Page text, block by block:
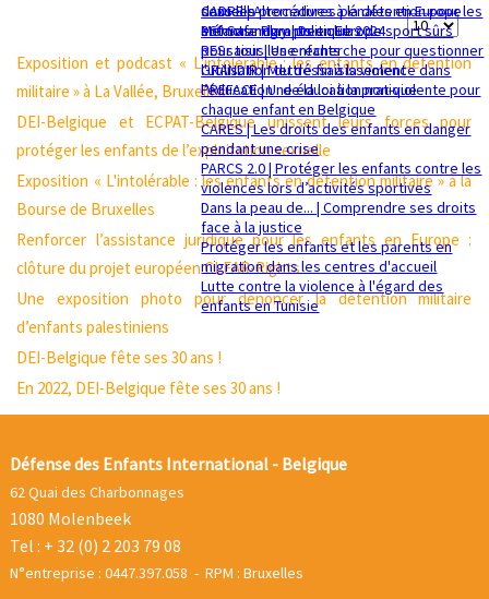
sexuelle
Mémorandum politique 2024
dans les procédures pénales en Europe
360 Safe Play | Des clubs de sport sûrs
pour tous les enfants
GRANDIR | Mettre fin à la violence dans
l’éducation : de la loi à la pratique
CADRE | Alternatives à la détention pour les
enfants migrants en Europe
RESsaisir | Une recherche pour questionner
l'utilisation du déssaisissement
PREFACE | Une éducation non-violente pour
chaque enfant en Belgique
CARES | Les droits des enfants en danger
pendant une crise
PARCS 2.0 | Protéger les enfants contre les
violences lors d’activités sportives
Dans la peau de... | Comprendre ses droits
face à la justice
Protéger les enfants et les parents en
migration dans les centres d'accueil
Lutte contre la violence à l'égard des
enfants en Tunisie
Affichage
#
Exposition et podcast « L'intolérable : les enfants en détention
militaire » à La Vallée, Bruxelles
DEI-Belgique et ECPAT-Belgique unissent leurs forces pour
protéger les enfants de l’exploitation sexuelle
Exposition « L'intolérable : les enfants en détention militaire » à la
Bourse de Bruxelles
Renforcer l’assistance juridique pour les enfants en Europe :
clôture du projet européen CLEAR-Rights
Une exposition photo pour dénoncer la détention militaire
d’enfants palestiniens
DEI-Belgique fête ses 30 ans !
En 2022, DEI-Belgique fête ses 30 ans !
Défense des Enfants International - Belgique
62 Quai des Charbonnages
1080 Molenbeek
Tel : + 32 (0) 2 203 79 08
N°entreprise : 0447.397.058 - RPM : Bruxelles